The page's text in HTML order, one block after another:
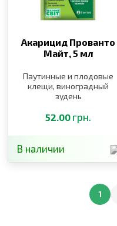
Акарицид Прованто
Майт,5 мл
Паутинные и плодовые
клещи, виноградный
зудень
52.00 грн.
В наличии
1